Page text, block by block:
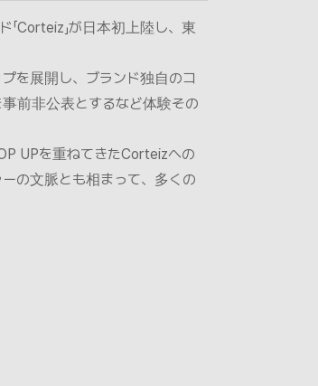
Corteiz」が日本初上陸し、東
を展開し、ブランド独自のコ
前非公表とするなど体験その
UPを重ねてきたCorteizへの
の文脈とも相まって、多くの